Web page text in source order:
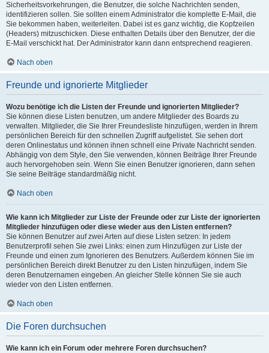
Sicherheitsvorkehrungen, die Benutzer, die solche Nachrichten senden,
identifizieren sollen. Sie sollten einem Administrator die komplette E-Mail, die
Sie bekommen haben, weiterleiten. Dabei ist es ganz wichtig, die Kopfzeilen
(Headers) mitzuschicken. Diese enthalten Details über den Benutzer, der die
E-Mail verschickt hat. Der Administrator kann dann entsprechend reagieren.
Nach oben
Freunde und ignorierte Mitglieder
Wozu benötige ich die Listen der Freunde und ignorierten Mitglieder?
Sie können diese Listen benutzen, um andere Mitglieder des Boards zu
verwalten. Mitglieder, die Sie Ihrer Freundesliste hinzufügen, werden in Ihrem
persönlichen Bereich für den schnellen Zugriff aufgelistet. Sie sehen dort
deren Onlinestatus und können ihnen schnell eine Private Nachricht senden.
Abhängig von dem Style, den Sie verwenden, können Beiträge Ihrer Freunde
auch hervorgehoben sein. Wenn Sie einen Benutzer ignorieren, dann sehen
Sie seine Beiträge standardmäßig nicht.
Nach oben
Wie kann ich Mitglieder zur Liste der Freunde oder zur Liste der ignorierten
Mitglieder hinzufügen oder diese wieder aus den Listen entfernen?
Sie können Benutzer auf zwei Arten auf diese Listen setzen: In jedem
Benutzerprofil sehen Sie zwei Links: einen zum Hinzufügen zur Liste der
Freunde und einen zum Ignorieren des Benutzers. Außerdem können Sie im
persönlichen Bereich direkt Benutzer zu den Listen hinzufügen, indem Sie
deren Benutzernamen eingeben. An gleicher Stelle können Sie sie auch
wieder von den Listen entfernen.
Nach oben
Die Foren durchsuchen
Wie kann ich ein Forum oder mehrere Foren durchsuchen?